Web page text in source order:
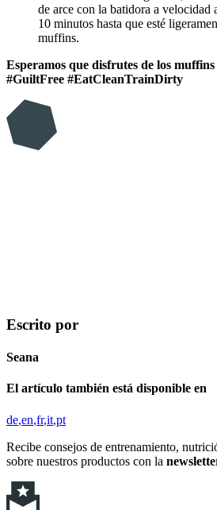
de arce con la batidora a velocidad
10 minutos hasta que esté
muffins.
Esperamos que disfrutes de los
#GuiltFree #EatCleanTrainDirty
Escrito por
Seana
El artículo también está disponible en
de en fr it pt
Recibe consejos de entrenamiento,
sobre nuestros productos con la